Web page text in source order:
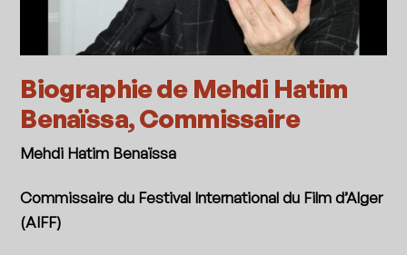
Biographie de Mehdi Hatim
Benaïssa, Commissaire
Mehdi Hatim Benaïssa
Commissaire du Festival International du Film d’Alger
(AIFF)